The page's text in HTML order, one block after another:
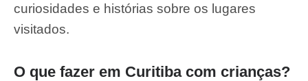
curiosidades e histórias sobre os lugares
visitados.
O que fazer em Curitiba com crianças?